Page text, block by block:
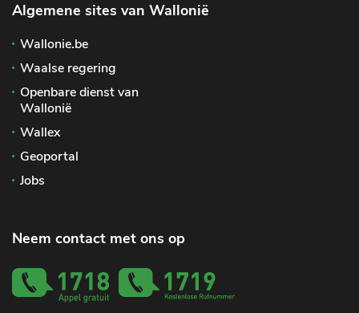
Algemene sites van Wallonië
Wallonie.be
Waalse regering
Openbare dienst van
Wallonië
Wallex
Geoportal
Jobs
Neem contact met ons op